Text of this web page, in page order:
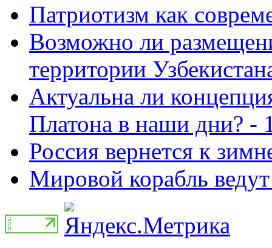
Патриотизм как
Возможно ли
территории
Актуальна ли
Платона в наши дни? -
Россия вернется к
Мировой корабль